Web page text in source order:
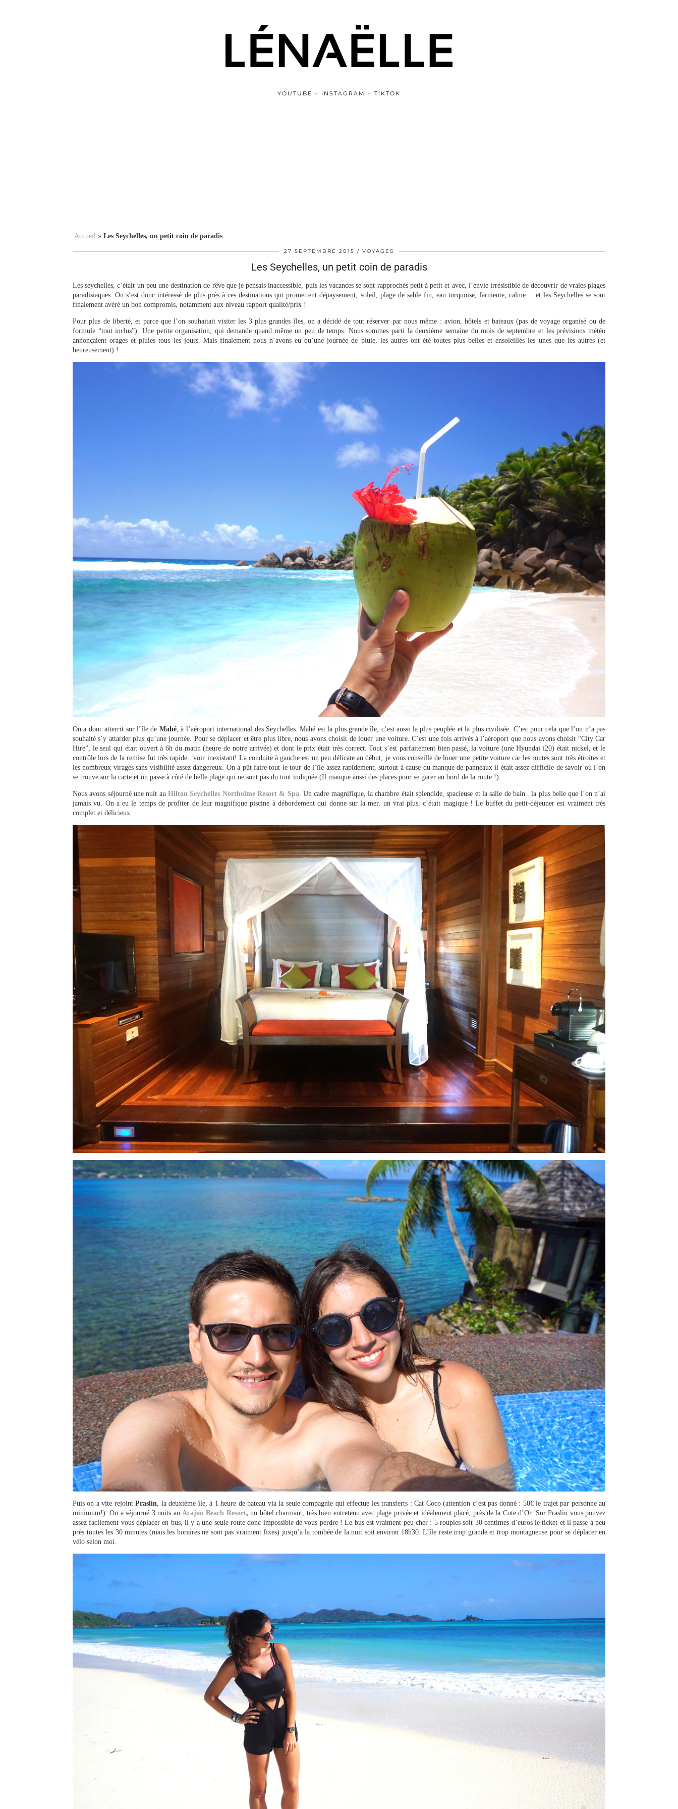
YOUTUBE – INSTAGRAM – TIKTOK
Accueil » Les Seychelles, un petit coin de paradis
27 SEPTEMBRE 2015 VOYAGES
Les Seychelles, un petit coin de paradis
Les seychelles, c’était un peu une destination de rêve que je pensais inaccessible, puis les vacances se sont rapprochés petit à petit et avec, l’envie irrésistible de découvrir de vraies plages
paradisiaques. On s’est donc intéressé de plus près à ces destinations qui promettent dépaysement, soleil, plage de sable fin, eau turquoise, farniente, calme… et les Seychelles se sont
finalement avéré un bon compromis, notamment aux niveau rapport qualité/prix !
Pour plus de liberté, et parce que l’on souhaitait visiter les 3 plus grandes îles, on a décidé de tout réserver par nous même : avion, hôtels et bateaux (pas de voyage organisé ou de
formule “tout inclus”). Une petite organisation, qui demande quand même un peu de temps. Nous sommes parti la deuxième semaine du mois de septembre et les prévisions météo
annonçaient orages et pluies tous les jours. Mais finalement nous n’avons eu qu’une journée de pluie, les autres ont été toutes plus belles et ensoleillés les unes que les autres (et
heureusement) !
On a donc atterrit sur l’île de Mahé, à l’aéroport international des Seychelles. Mahé est la plus grande île, c’est aussi la plus peuplée et la plus civilisée. C’est pour cela que l’on n’a pas
souhaité s’y attarder plus qu’une journée. Pour se déplacer et être plus libre, nous avons choisit de louer une voiture. C’est une fois arrivés à l’aéroport que nous avons choisit “City Car
Hire”, le seul qui était ouvert à 6h du matin (heure de notre arrivée) et dont le prix était très correct. Tout s’est parfaitement bien passé, la voiture (une Hyundai i20) était nickel, et le
contrôle lors de la remise fut très rapide.. voir inexistant! La conduite à gauche est un peu délicate au début, je vous conseille de louer une petite voiture car les routes sont très étroites et
les nombreux virages sans visibilité assez dangereux. On a pût faire tout le tour de l’île assez rapidement, surtout à cause du manque de panneaux il était assez difficile de savoir où l’on
se trouve sur la carte et on passe à côté de belle plage qui ne sont pas du tout indiquée (Il manque aussi des places pour se garer au bord de la route !).
Nous avons séjourné une nuit au Hilton Seychelles Northolme Resort & Spa. Un cadre magnifique, la chambre était splendide, spacieuse et la salle de bain.. la plus belle que l’on n’ai
jamais vu. On a eu le temps de profiter de leur magnifique piscine à débordement qui donne sur la mer, un vrai plus, c’était magique ! Le buffet du petit-déjeuner est vraiment très
complet et délicieux.
Puis on a vite rejointPraslin, la deuxième île, à 1 heure de bateau via la seule compagnie qui effectue les transferts : Cat Coco (attention c’est pas donné : 50€ le trajet par personne au
minimum!). On a séjourné 3 nuits auAcajou Beach Resort, un hôtel charmant, très bien entretenu avec plage privée et idéalement placé, près de la Cote d’Or. Sur Praslin vous pouvez
assez facilement vous déplacer en bus, il y a une seule route donc impossible de vous perdre ! Le bus est vraiment peu cher : 5 roupies soit 30 centimes d’euros le ticket et il passe à peu
près toutes les 30 minutes (mais les horaires ne sont pas vraiment fixes) jusqu’a la tombée de la nuit soit environ 18h30. L’île reste trop grande et trop montagneuse pour se déplacer en
vélo selon moi.